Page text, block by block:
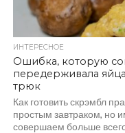
ИНТЕРЕСНОЕ
Ошибка, которую
передерживала
трюк
Как готовить скрэмбл
простым завтраком, но
совершаем больше